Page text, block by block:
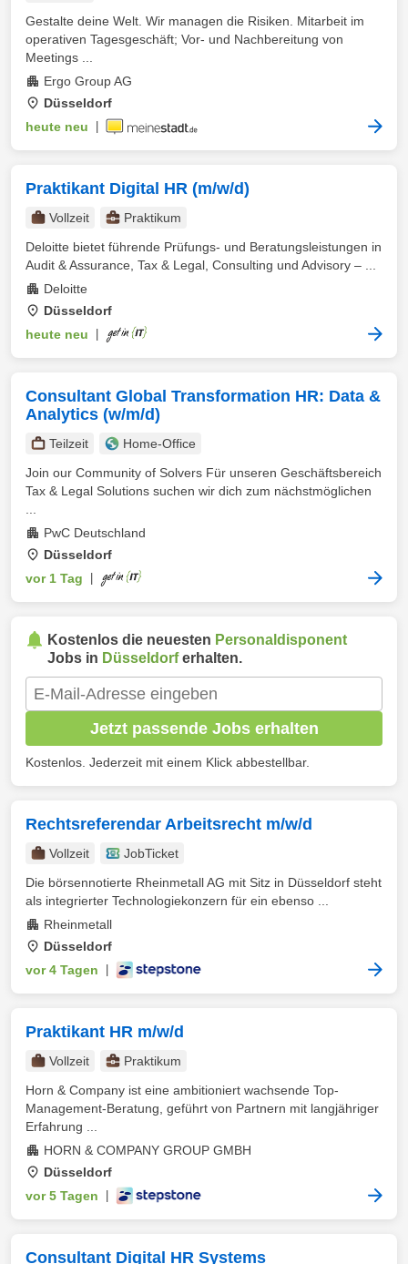
Gestalte deine Welt. Wir managen die Risiken. Mitarbeit im
operativen Tagesgeschäft; Vor- und Nachbereitung von
Meetings ...
Ergo Group AG
Düsseldorf
heute neu
Praktikant Digital HR (m/w/d)
Vollzeit
Praktikum
Deloitte bietet führende Prüfungs- und Beratungsleistungen in
Audit & Assurance, Tax & Legal, Consulting und Advisory – ...
Deloitte
Düsseldorf
heute neu
Consultant Global Transformation HR: Data &
Analytics (w/m/d)
Teilzeit
Home-Office
Join our Community of Solvers Für unseren Geschäftsbereich
Tax & Legal Solutions suchen wir dich zum nächstmöglichen
PwC Deutschland
Düsseldorf
vor 1 Tag
Kostenlos die neuesten Personaldisponent
Jobs in Düsseldorferhalten.
Jetzt passende Jobs erhalten
Kostenlos. Jederzeit mit einem Klick abbestellbar.
Rechtsreferendar Arbeitsrecht m/w/d
Vollzeit
JobTicket
Die börsennotierte Rheinmetall AG mit Sitz in Düsseldorf steht
als integrierter Technologiekonzern für ein ebenso ...
Rheinmetall
Düsseldorf
vor 4 Tagen
Praktikant HR m/w/d
Vollzeit
Praktikum
Horn & Company ist eine ambitioniert wachsende Top-
Management-Beratung, geführt von Partnern mit langjähriger
Erfahrung ...
HORN & COMPANY GROUP GMBH
Düsseldorf
vor 5 Tagen
Consultant Digital HR Systems